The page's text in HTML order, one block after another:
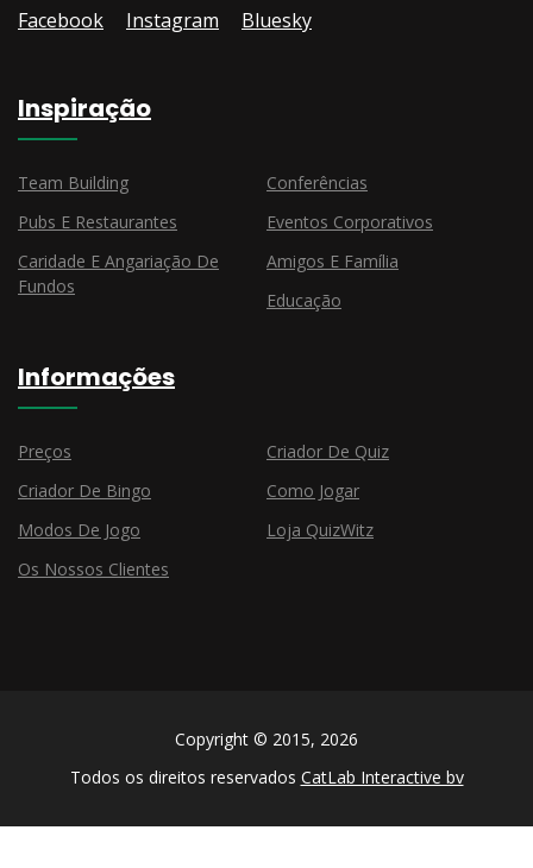
Facebook Instagram Bluesky
Inspiração
Team Building
Conferências
Pubs E Restaurantes
Eventos Corporativos
Caridade E Angariação De
Fundos
Amigos E Família
Educação
Informações
Preços
Criador De Quiz
Criador De Bingo
Como Jogar
Modos De Jogo
Loja QuizWitz
Os Nossos Clientes
Copyright © 2015, 2026
Todos os direitos reservados CatLab Interactive bv